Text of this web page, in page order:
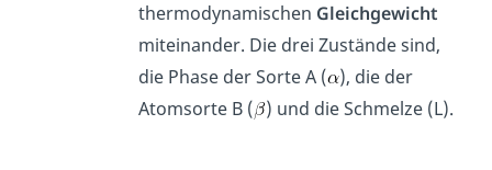
thermodynamischen Gleichgewicht
miteinander. Die drei Zustände sind,
die Phase der Sorte A ( ), die der
Atomsorte B ( ) und die Schmelze (L).